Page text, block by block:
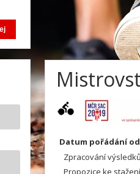
Datum pořádání od
Zpracování výsledků
Propozice ke stažení